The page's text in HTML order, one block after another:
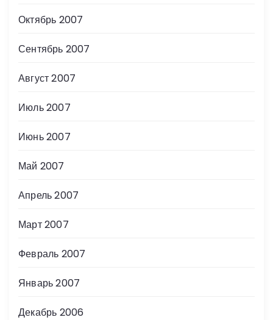
Октябрь 2007
Сентябрь 2007
Август 2007
Июль 2007
Июнь 2007
Май 2007
Апрель 2007
Март 2007
Февраль 2007
Январь 2007
Декабрь 2006